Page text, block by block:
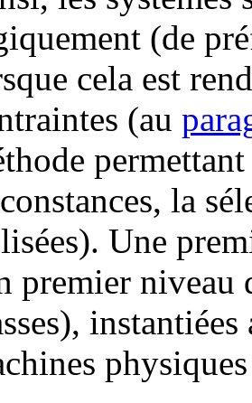
(de
cela est
(au
la
Une
premier niveau